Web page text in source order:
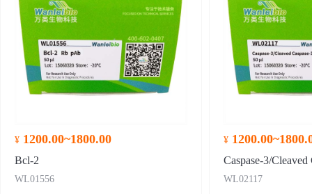
¥ 1200.00~1800.00
Bcl-2
WL01556
¥
Caspase-3/Cleaved
WL02117